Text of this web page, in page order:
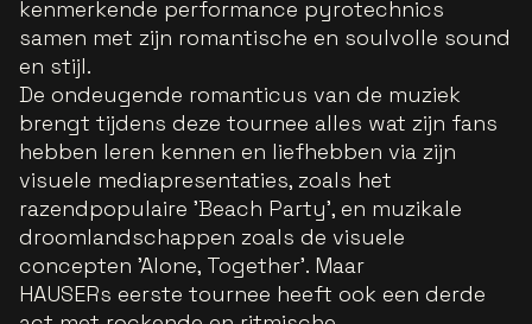
kenmerkende performance pyrotechnics
samen met zijn romantische en soulvolle sound
en stijl.
De ondeugende romanticus van de muziek
brengt tijdens deze tournee alles wat zijn fans
hebben leren kennen en liefhebben via zijn
visuele mediapresentaties, zoals het
razendpopulaire 'Beach Party', en muzikale
droomlandschappen zoals de visuele
concepten 'Alone, Together'. Maar
HAUSERs eerste tournee heeft ook een derde